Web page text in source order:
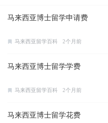
马来西亚博士留学申请费
马来西亚留学百科 2个月前
马来西亚博士留学学费
马来西亚留学百科 2个月前
马来西亚博士留学花费